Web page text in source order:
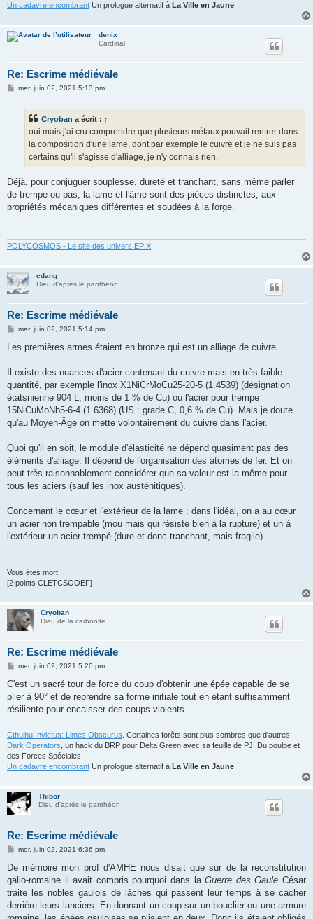
Un cadavre encombrant Un prologue alternatif à La Ville en Jaune
denix
Cardinal
Re: Escrime médiévale
Mmer. juin 02, 2021 5:13 pm
Cryoban a écrit : ↑
oui mais j'ai cru comprendre que plusieurs métaux pouvait rentrer dans
la composition d'une lame, dont par exemple le cuivre et je ne suis pas
certains qu'il s'agisse d'alliage, je n'y connais rien.
Déjà, pour conjuguer souplesse, dureté et tranchant, sans même parler
de trempe ou pas, la lame et l'âme sont des pièces distinctes, aux
propriétés mécaniques différentes et soudées à la forge.
POLYCOSMOS - Le site des univers EPIX
cdang
Dieu d'après le panthéon
Re: Escrime médiévale
M
s
g
mer. juin 02, 2021 5:14 pm
Les premières armes étaient en bronze qui est un alliage de cuivre.
Il existe des nuances d'acier contenant du cuivre mais en très faible
quantité, par exemple l'inox X1NiCrMoCu25-20-5 (1.4539) (désignation
étatsnienne 904 L, moins de 1 % de Cu) ou l'acier pour trempe
15NiCuMoNb5-6-4 (1.6368) (US : grade C, 0,6 % de Cu). Mais je doute
qu'au Moyen-Âge on mette volontairement du cuivre dans l'acier.
Quoi qu'il en soit, le module d'élasticité ne dépend quasiment pas des
éléments d'alliage. Il dépend de l'organisation des atomes de fer. Et on
peut très raisonnablement considérer que sa valeur est la même pour
tous les aciers (sauf les inox austénitiques).
Concernant le cœur et l'extérieur de la lame : dans l'idéal, on a au cœur
un acier non trempable (mou mais qui résiste bien à la rupture) et un à
l'extérieur un acier trempé (dure et donc tranchant, mais fragile).
--
Vous êtes mort
[2 points CLETCSOOEF]
Cryoban
Dieu de la carbonite
Re: Escrime médiévale
M
s
a
g
mer. juin 02, 2021 5:20 pm
C'est un sacré tour de force du coup d'obtenir une épée capable de se
plier à 90° et de reprendre sa forme initiale tout en étant suffisamment
résiliente pour encaisser des coups violents.
Cthulhu Invictus: Limes Obscurus. Certaines forêts sont plus sombres que d'autres
Dark Operators, un hack du BRP pour Delta Green avec sa feuille de PJ. Du poulpe et
des Forces Spéciales.
Un cadavre encombrant Un prologue alternatif à La Ville en Jaune
Thibor
Dieu d'après le panthéon
Re: Escrime médiévale
M
s
a
g
mer. juin 02, 2021 6:36 pm
De mémoire mon prof d'AMHE nous disait que sur de la reconstitution
gallo-romaine il avait compris pourquoi dans laGuerre des Gaule César
traite les nobles gaulois de lâches qui passent leur temps à se cacher
derrière leurs lanciers. En donnant un coup sur un bouclier ou une armure